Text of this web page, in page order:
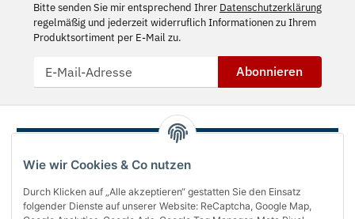
Wie wir Cookies & Co nutzen
Durch Klicken auf „Alle akzeptieren“ gestatten Sie den Einsatz
folgender Dienste auf unserer Website: ReCaptcha, Google Map,
Bitte senden Sie mir entsprechend Ihrer Datenschutzerklärung
regelmäßig und jederzeit widerruflich Informationen zu Ihrem
Produktsortiment per E-Mail zu.
Abonnieren